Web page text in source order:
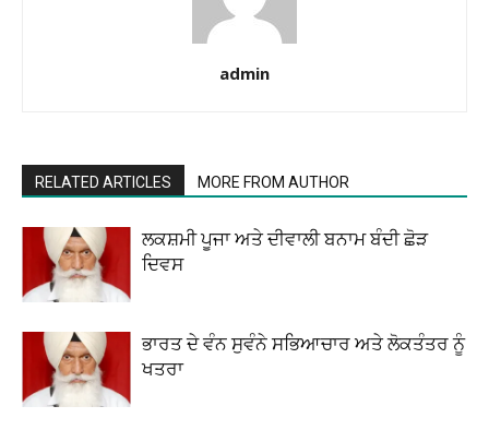
admin
RELATED ARTICLES MORE FROM AUTHOR
ਲਕਸ਼ਮੀ ਪੂਜਾ ਅਤੇ ਦੀਵਾਲੀ ਬਨਾਮ ਬੰਦੀ ਛੋੜ
ਦਿਵਸ
ਭਾਰਤ ਦੇ ਵੰਨ ਸੁਵੰਨੇ ਸਭਿਆਚਾਰ ਅਤੇ ਲੋਕਤੰਤਰ ਨੂੰ
ਖਤਰਾ